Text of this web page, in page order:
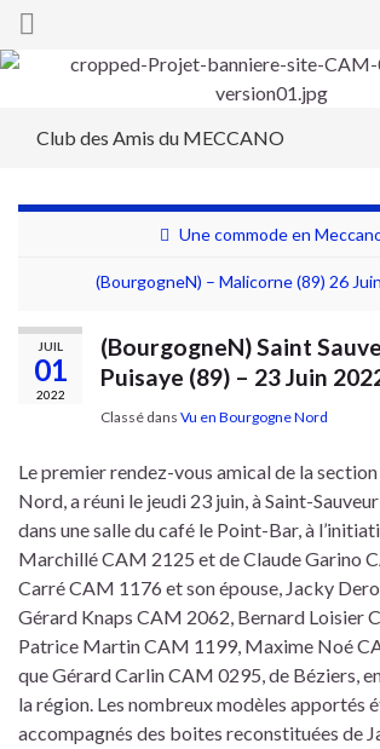
Search for:
Club des Amis du MECCANO
Une commode en
(BourgogneN) – Malicorne (89) 26
JUIL
01
2022
(BourgogneN) Saint
Puisaye (89) – 23 Juin
Classé dans Vu en Bourgogne Nord
Le premier rendez-vous amical de la
Nord, a réuni le jeudi 23 juin, à Saint-
dans une salle du café le Point-Bar, à
Marchillé CAM 2125 et de Claude Garino
Carré CAM 1176 et son épouse, Jacky
Gérard Knaps CAM 2062, Bernard Loisier
Patrice Martin CAM 1199, Maxime Noé
que Gérard Carlin CAM 0295, de Béziers,
la région. Les nombreux modèles apportés
accompagnés des boites reconstituées de